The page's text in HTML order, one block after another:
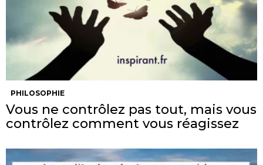
PHILOSOPHIE
Vous ne contrôlez pas tout, mais vous
contrôlez comment vous réagissez